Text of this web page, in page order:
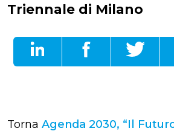
Triennale di Milano
Torna Agenda 2030, “Il